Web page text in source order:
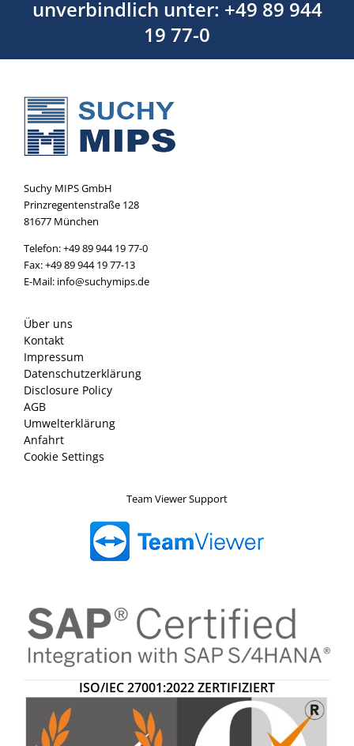
unverbindlich unter: +49 89 944
19 77-0
Suchy MIPS GmbH
Prinzregentenstraße 128
81677 München
Telefon: +49 89 944 19 77-0
Fax: +49 89 944 19 77-13
E-Mail: info@suchymips.de
Über uns
Kontakt
Impressum
Datenschutzerklärung
Disclosure Policy
AGB
Umwelterklärung
Anfahrt
Cookie Settings
Team Viewer Support
ISO/IEC 27001:2022ZERTIFIZIERT